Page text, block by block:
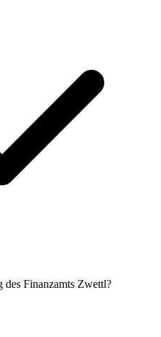
Finanzamts Zwettl?